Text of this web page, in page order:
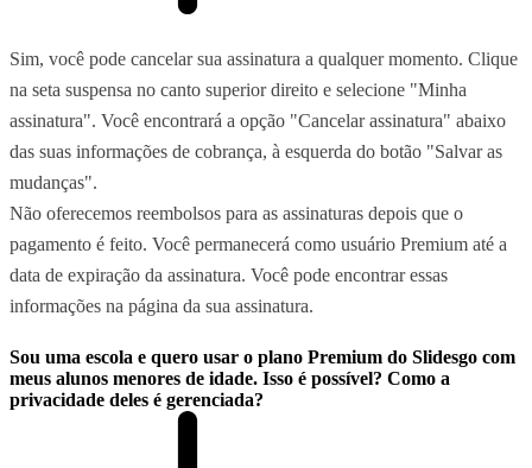
Sim, você pode cancelar sua assinatura a qualquer momento. Clique
na seta suspensa no canto superior direito e selecione "Minha
assinatura". Você encontrará a opção "Cancelar assinatura" abaixo
das suas informações de cobrança, à esquerda do botão "Salvar as
mudanças".
Não oferecemos reembolsos para as assinaturas depois que o
pagamento é feito. Você permanecerá como usuário Premium até a
data de expiração da assinatura. Você pode encontrar essas
informações na página da sua assinatura.
Sou uma escola e quero usar o plano Premium do Slidesgo com
meus alunos menores de idade. Isso é possível? Como a
privacidade deles é gerenciada?